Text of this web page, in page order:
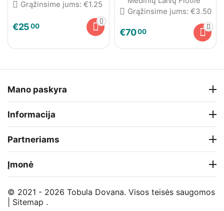
Grąžinsime jums: €1.25
€2500
Grąžinsime jums: €3.50
€7000
Mano paskyra
Informacija
Partneriams
Įmonė
© 2021 - 2026 Tobula Dovana. Visos teisės saugomos
Sitemap .